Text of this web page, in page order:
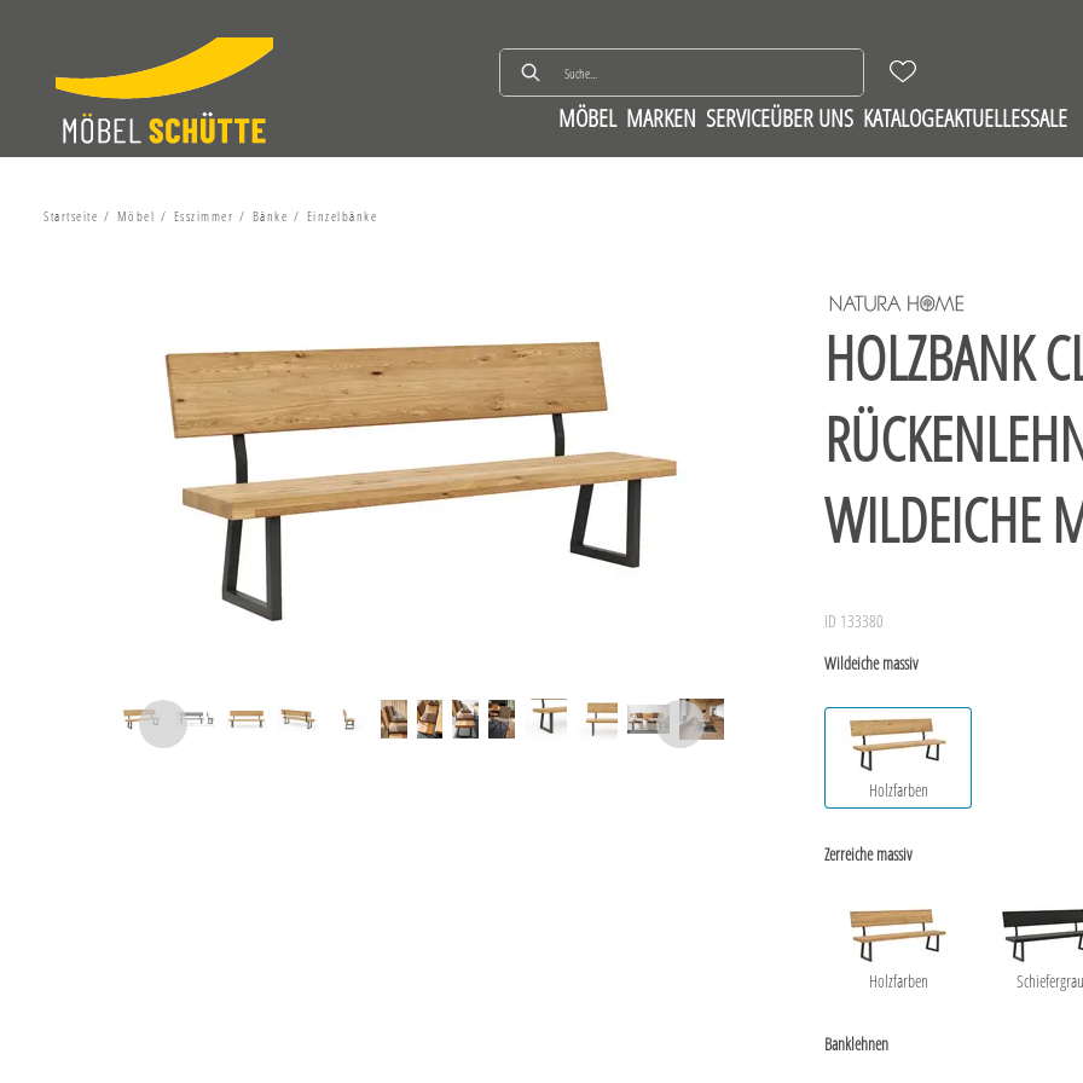
MÖBEL MARKEN SERVICEÜBER UNS KATALOGEAKTUELLESSALE
Startseite Möbel Esszimmer Bänke Einzelbänke
HOLZBANK
WILDEICHE
ID 133380
Wildeiche massiv
Holzfarben
Zerreiche massiv
Holzfarben Schiefergrau
Banklehnen